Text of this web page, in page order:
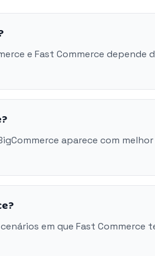
e Fast Commerce depende
aparece com
em que Fast Commerce